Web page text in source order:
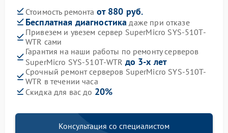
Стоимость ремонта от 880 руб.
Бесплатная диагностика даже при отказе
Привезем и увезем сервер SuperMicro SYS-510T-
WTR сами
Гарантия на наши работы по ремонту серверов
SuperMicro SYS-510T-WTR до 3-х лет
Срочный ремонт серверов SuperMicro SYS-510T-
WTR в течении часа
Скидка для вас до 20%
Консультация со специалистом